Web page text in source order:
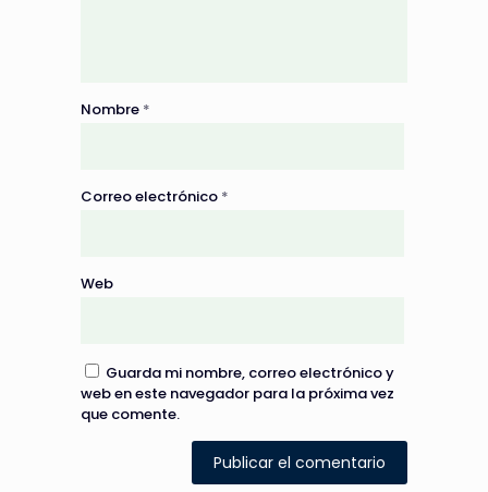
Nombre *
Correo electrónico *
Web
Guarda mi nombre, correo electrónico y
web en este navegador para la próxima vez
que comente.